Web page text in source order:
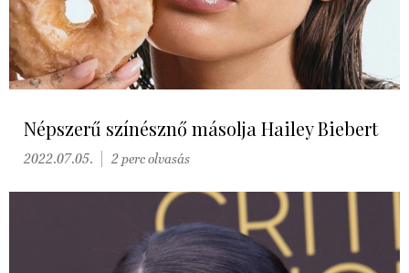
Népszerű színésznő másolja Hailey Biebert
2022.07.05. 2 perc olvasás